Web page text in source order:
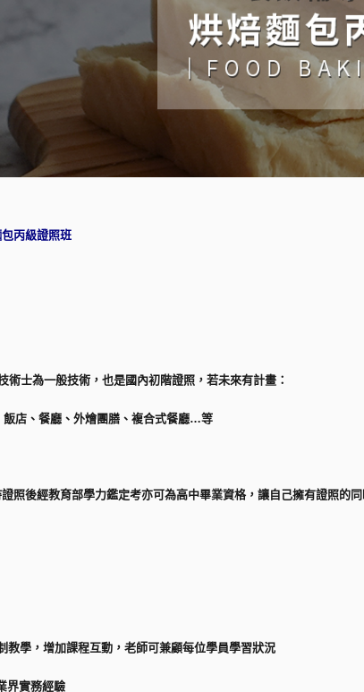
包丙級證照班
術士為一般技術，也是國內初階證照，若未來有計畫：
飯店、餐廳、外燴團膳、複合式餐廳…等
照後經教育部學力鑑定考亦可為高中畢業資格，讓自己擁有證照
教學，增加課程互動，老師可兼顧每位學員學習狀況
界實務經驗